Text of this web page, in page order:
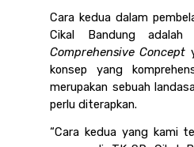
Cara kedua dalam
Comprehensive Concept
konsep yang
merupakan sebuah
perlu diterapkan.
“Cara kedua yang kami